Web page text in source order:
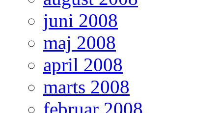
juni 2008
maj 2008
april 2008
marts 2008